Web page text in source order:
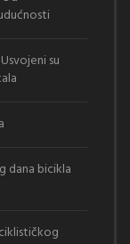
su
dana bicikla